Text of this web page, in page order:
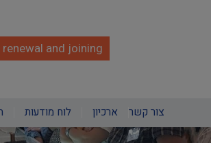
and joining
לוח מודעות ארכיון צור קשר